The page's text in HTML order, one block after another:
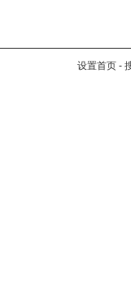
设置首页 -